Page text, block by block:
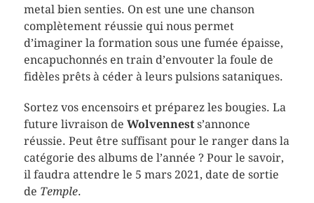
metal bien senties. On est une une chanson
complètement réussie qui nous permet
d’imaginer la formation sous une fumée épaisse,
encapuchonnés en train d’envouter la foule de
fidèles prêts à céder à leurs pulsions sataniques.
Sortez vos encensoirs et préparez les bougies. La
future livraison de Wolvennests’annonce
réussie. Peut être suffisant pour le ranger dans la
catégorie des albums de l’année ? Pour le savoir,
il faudra attendre le 5 mars 2021, date de sortie
de Temple.